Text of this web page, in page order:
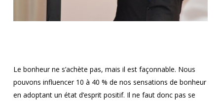
Le bonheur ne s’achète pas, mais il est façonnable. Nous
pouvons influencer 10 à 40 % de nos sensations de bonheur
en adoptant un état d’esprit positif. Il ne faut donc pas se